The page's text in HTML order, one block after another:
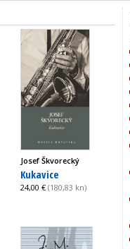
Josef Škvorecký
Kukavice
24,00 € (180,83 kn)